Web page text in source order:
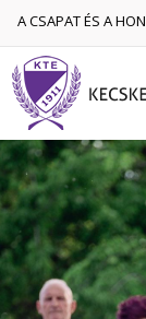
A CSAPAT ÉS A